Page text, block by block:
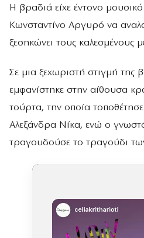
Η βραδιά είχε έντονο μουσικό
Κωνσταντίνο Αργυρό να
ξεσηκώνει τους καλεσμένους
Σε μια ξεχωριστή στιγμή της
εμφανίστηκε στην αίθουσα
τούρτα, την οποία
Αλεξάνδρα Νίκα, ενώ ο
τραγουδούσε το τραγούδι